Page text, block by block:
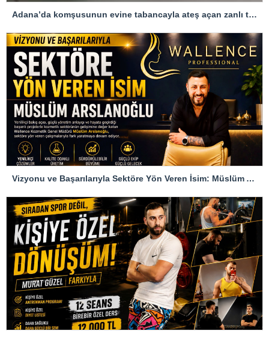
Adana’da komşusunun evine tabancayla ateş açan zanlı tutuklandı
Vizyonu ve Başarılarıyla Sektöre Yön Veren İsim: Müslüm Arslanoğlu